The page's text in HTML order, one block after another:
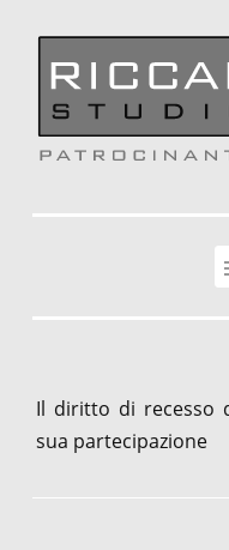
Il diritto di recesso
sua partecipazione